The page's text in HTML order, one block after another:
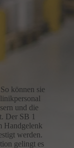
können sie
und die
Der SB 1
Handgelenk
werden.
gelingt es